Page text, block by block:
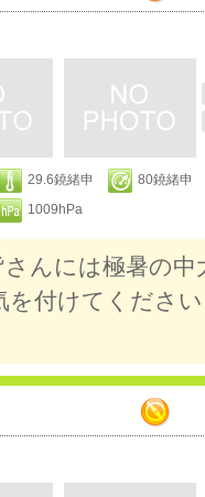
29.6鐃緒申
80鐃緒申
1009hPa
さんには極暑の
付けてくださ